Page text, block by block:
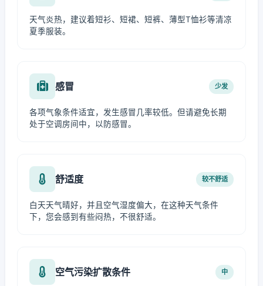
天气炎热，建议着短衫、短裙、短裤、薄型T恤衫等清凉
夏季服装。
感冒 少发
各项气象条件适宜，发生感冒几率较低。但请避免长期
处于空调房间中，以防感冒。
舒适度 较不舒适
白天天气晴好，并且空气湿度偏大，在这种天气条件
下，您会感到有些闷热，不很舒适。
空气污染扩散条件 中